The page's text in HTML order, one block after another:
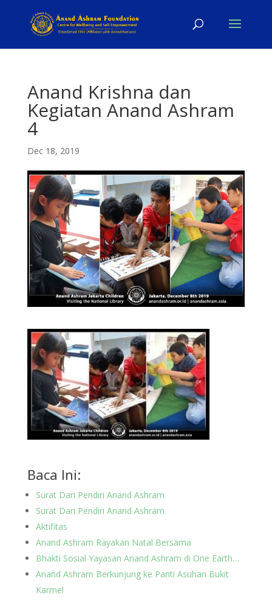
Anand Krishna dan
Kegiatan Anand Ashram
4
Dec 18, 2019
Baca Ini:
Surat Dari Pendiri Anand Ashram
Surat Dari Pendiri Anand Ashram
Aktifitas
Anand Ashram Rayakan Natal Bersama
Bhakti Sosial Yayasan Anand Ashram di One Earth…
Anand Ashram Berkunjung ke Panti Asuhan Bukit
Karmel